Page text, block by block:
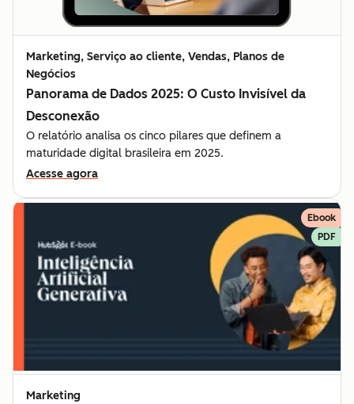
Marketing, Serviço ao cliente, Vendas, Planos de
Negócios
Panorama de Dados 2025: O Custo Invisível da
Desconexão
O relatório analisa os cinco pilares que definem a
maturidade digital brasileira em 2025.
Acesse agora
Ebook
PDF
Marketing